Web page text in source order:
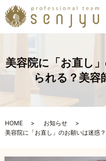
美容院に「お直し
られる？美容
HOME
お知らせ
美容院に「お直し」のお願いは迷惑